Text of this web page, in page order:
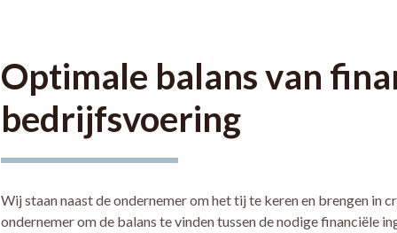
Optimale balans van
bedrijfsvoering
Wij staan naast de ondernemer om het tij te keren en brengen in
ondernemer om de balans te vinden tussen de nodige financiële